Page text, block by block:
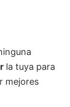
la tuya para
mejores